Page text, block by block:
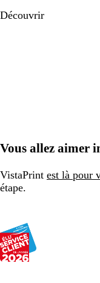
Découvrir
Vous allez aimer
VistaPrint est là pour
étape.